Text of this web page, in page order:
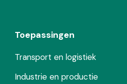
Toepassingen
Transport en logistiek
Industrie en productie